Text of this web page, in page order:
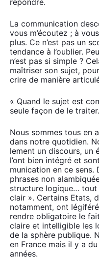
La com­mu­ni­ca­tion
vous m’écoutez ; à
plus. Ce n’est pas un
ten­dance à l’oublier.
n’est pas si simple ?
maî­tri­ser son sujet,
crire de manière
« Quand le sujet est
seule façon de le
Nous sommes tous en
dans notre quo­ti­dien.
le­ment un dis­cours, un
l’ont bien inté­gré et
mu­ni­ca­tion en ce sens.
phrases non
struc­ture logique… tout
clair ». Cer­tains Etats,
notam­ment, ont
rendre obli­ga­toire le
claire et intel­li­gible les
de la sphère publique.
en France mais il y a
années.